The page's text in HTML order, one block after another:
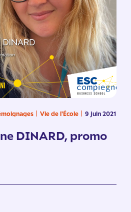
Vie de l'École 9 juin 2021
DINARD, promo